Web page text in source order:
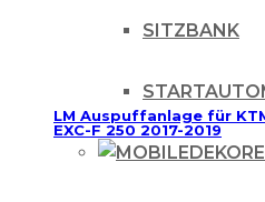
SITZBANK
LM Auspuffanlage für
EXC-F 250 2017-2019